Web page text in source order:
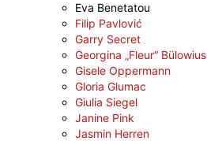
Eva Benetatou
Filip Pavlović
Garry Secret
Georgina „Fleur“ Bülowius
Gisele Oppermann
Gloria Glumac
Giulia Siegel
Janine Pink
Jasmin Herren